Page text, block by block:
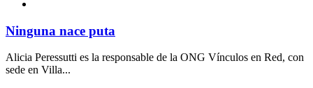
Ninguna nace puta
Alicia Peressutti es la responsable de la ONG Vínculos en Red, con
sede en Villa...